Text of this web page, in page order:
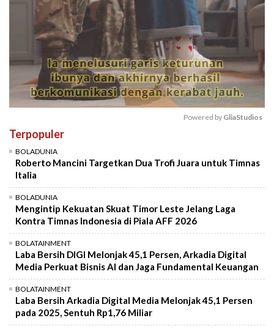
Powered by GliaStudios
Terpopuler
BOLADUNIA
Roberto Mancini Targetkan Dua Trofi Juara untuk Timnas
Italia
BOLADUNIA
Mengintip Kekuatan Skuat Timor Leste Jelang Laga
Kontra Timnas Indonesia di Piala AFF 2026
BOLATAINMENT
Laba Bersih DIGI Melonjak 45,1 Persen, Arkadia Digital
Media Perkuat Bisnis AI dan Jaga Fundamental Keuangan
BOLATAINMENT
Laba Bersih Arkadia Digital Media Melonjak 45,1 Persen
pada 2025, Sentuh Rp1,76 Miliar